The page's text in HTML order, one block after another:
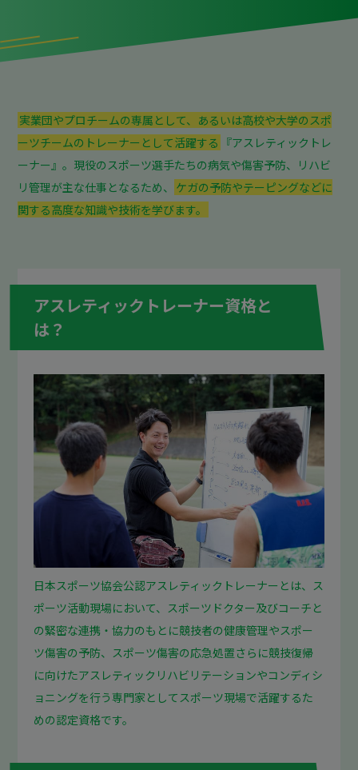
実業団やプロチームの専属として、あるいは高校や大学のスポ
ーツチームのトレーナーとして活躍する 『アスレティックトレ
ーナー』。現役のスポーツ選手たちの病気や傷害予防、リハビ
リ管理が主な仕事となるため、
ケガの予防やテーピングなどに
関する高度な知識や技術を学びます。
アスレティックトレーナー資格と
は？
日本スポーツ協会公認アスレティックトレーナーとは、ス
ポーツ活動現場において、スポーツドクター及びコーチと
の緊密な連携・協力のもとに競技者の健康管理やスポー
ツ傷害の予防、スポーツ傷害の応急処置さらに競技復帰
に向けたアスレティックリハビリテーションやコンディシ
ョニングを行う専門家としてスポーツ現場で活躍するた
めの認定資格です。